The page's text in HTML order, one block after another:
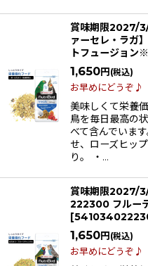
賞味期限2027/
ァーセレ・ラガ
トフュージョ
1,650円 (税込)
お早めにどうぞ♪
美味しくて栄養
鳥を毎日最高の
べて含んでいま
せ、ローズヒッ
り。 ・…
賞味期限2027/3/
222300 フルー
[
1,650円 (税込)
お早めにどうぞ♪